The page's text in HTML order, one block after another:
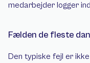
medarbejder logger
Fælden de fleste
Den typiske fejl er